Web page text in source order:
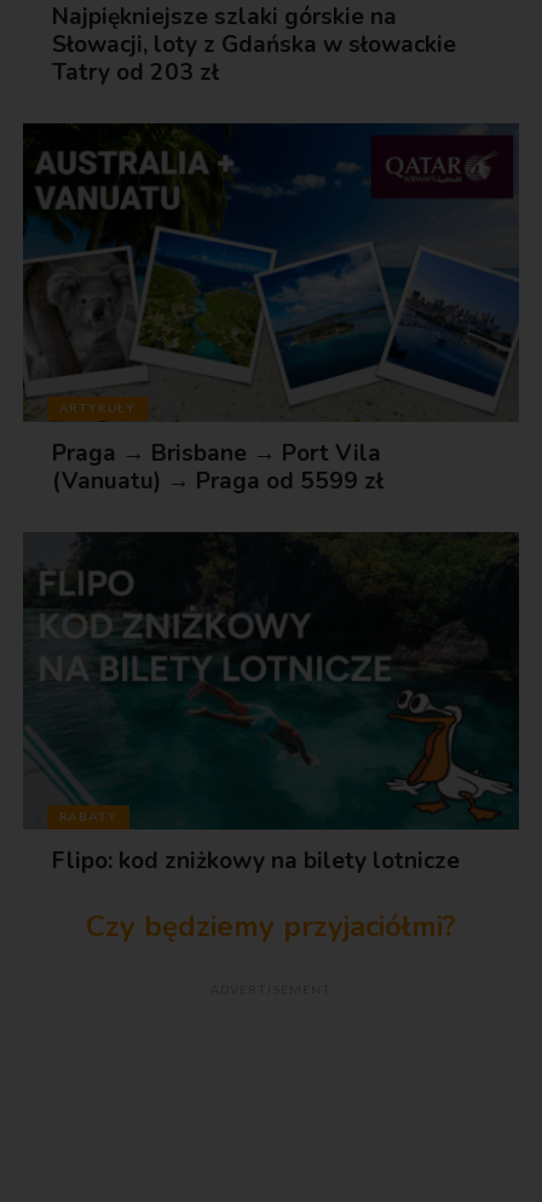
Najpiękniejsze szlaki górskie na
Słowacji, loty z Gdańska w słowackie
Tatry od 203 zł
ARTYKUŁY
Praga → Brisbane → Port Vila
(Vanuatu) → Praga od 5599 zł
RABATY
Flipo: kod zniżkowy na bilety lotnicze
Czy będziemy przyjaciółmi?